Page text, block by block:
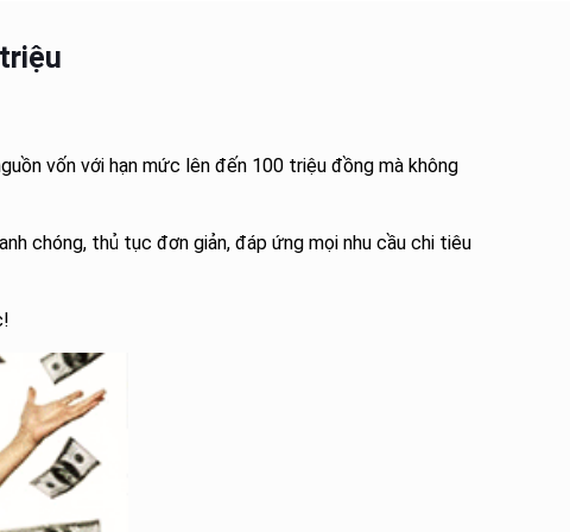
vốn với hạn mức lên đến 100 triệu đồng mà không
chóng, thủ tục đơn giản, đáp ứng mọi nhu cầu chi tiêu